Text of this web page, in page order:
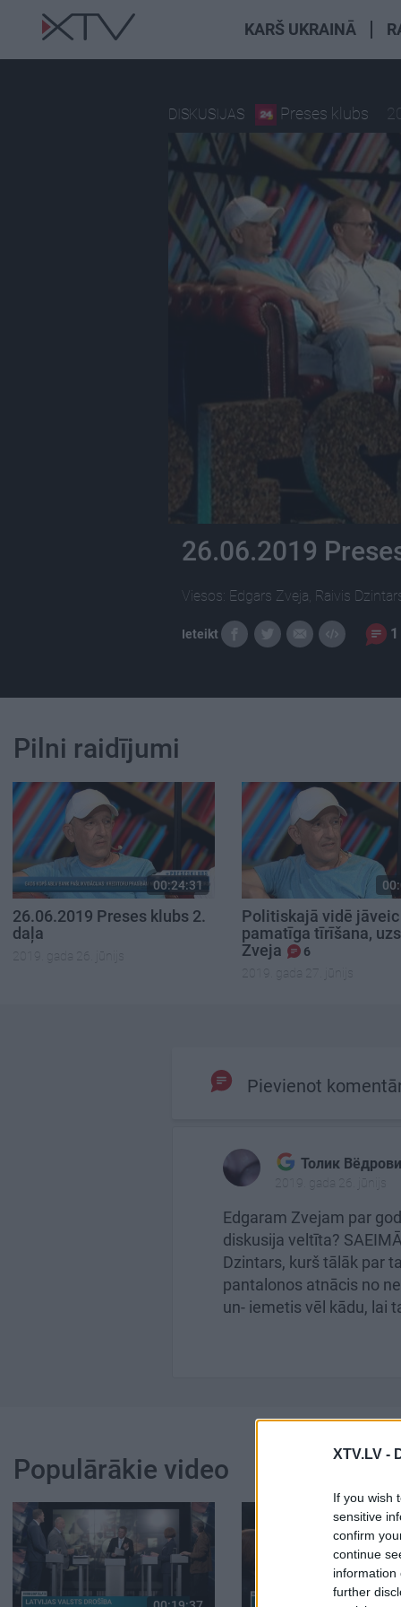
XTV.LV -
If you wish
sensitive
confirm
continue
information
further
KARŠ UKRAINĀ
DISKUSIJAS Preses klubs
26.06.2019
Viesos: Edgars Zveja, Raivis
Ieteikt 1
Pilni raidījumi
00:24:31
26.06.2019 Preses klubs 2.
daļa
2019. gada 26. jūnijs
Politiskajā vidē jāveic
pamatīga tīrīšana,
Zveja
6
2019. gada 27. jūnijs
Pievienot
Толик
2019. gada 26. jūnijs
Edgaram Zvejam par
diskusija veltīta?
Dzintars, kurš tālāk par
pantalonos atnācis no
un- iemetis vēl kādu, lai
Populārākie video